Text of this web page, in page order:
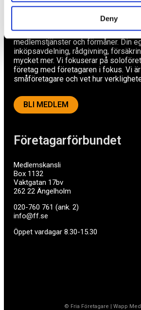
Deny
Företagarförbundet
Medlemskansli
Box 1132
Vaktgatan 17bv
262 22 Ängelholm
020-760 761 (ank. 2)
info@ff.se
Öppet vardagar 8.30-15.30
Av småföretagare, för
Ett medlemskap späckat med
medlemstjänster och förmåner. Din
inköpsavdelning, rådgivning,
mycket mer. Vi fokuserar på
företag med företagaren i fokus. Vi
småföretagare och vet hur
BLI MEDLEM
© Fria Företagare | Wapp